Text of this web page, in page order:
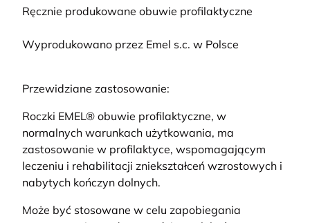
Ręcznie produkowane obuwie profilaktyczne
Wyprodukowano przez Emel s.c. w Polsce
Przewidziane zastosowanie:
Roczki EMEL® obuwie profilaktyczne, w
normalnych warunkach użytkowania, ma
zastosowanie w profilaktyce, wspomagającym
leczeniu i rehabilitacji zniekształceń wzrostowych i
nabytych kończyn dolnych.
Może być stosowane w celu zapobiegania